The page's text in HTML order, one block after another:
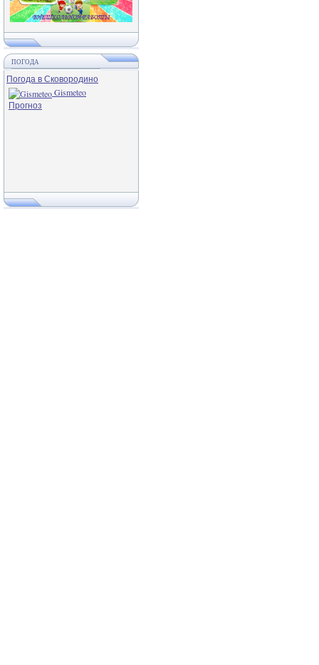
ПОГОДА
Погода в Сковородино
Gismeteo
Прогноз